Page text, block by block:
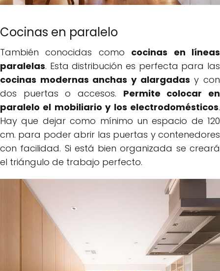
Cocinas en paralelo
También conocidas como cocinas en líneas
paralelas. Esta distribución es perfecta para las
cocinas modernas anchas y alargadas y con
dos puertas o accesos. Permite colocar en
paralelo el mobiliario y los electrodomésticos.
Hay que dejar como mínimo un espacio de 120
cm. para poder abrir las puertas y contenedores
con facilidad. Si está bien organizada se creará
el triángulo de trabajo perfecto.